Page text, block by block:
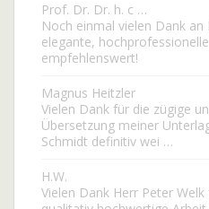
Prof. Dr. Dr. h. c …
Noch einmal vielen Dank
elegante,
empfehlenswert!
Magnus Heitzler
Vielen Dank für die zügige
Übersetzung meiner
Schmidt definitiv wei …
H.W.
Vielen Dank Herr Peter